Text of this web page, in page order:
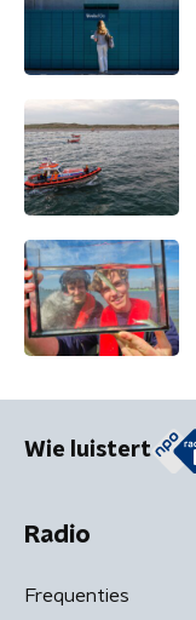
Wie luistert
Radio
Frequenties